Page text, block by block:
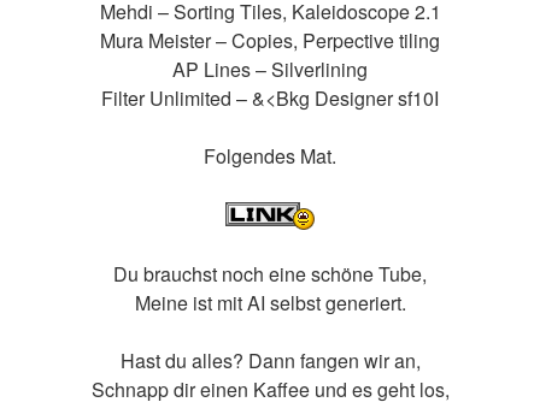
Mehdi – Sorting Tiles, Kaleidoscope 2.1
Mura Meister – Copies, Perpective tiling
AP Lines – Silverlining
Filter Unlimited – &<Bkg Designer sf10I
Folgendes Mat.
Du brauchst noch eine schöne Tube,
Meine ist mit AI selbst generiert.
Hast du alles? Dann fangen wir an,
Schnapp dir einen Kaffee und es geht los,